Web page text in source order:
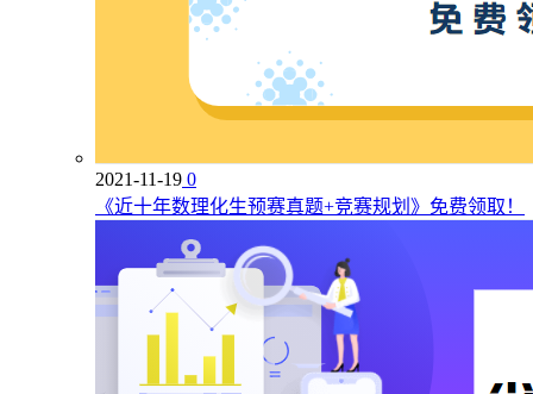
2021-11-19 0
《近十年数理化生预赛真题+竞赛规划》免费领取！